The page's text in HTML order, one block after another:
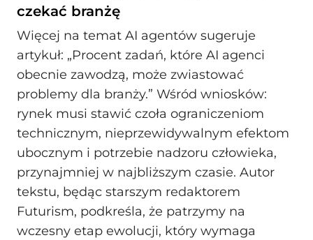
czekać branżę
Więcej na temat AI agentów sugeruje
artykuł: „Procent zadań, które AI agenci
obecnie zawodzą, może zwiastować
problemy dla branży.” Wśród wniosków:
rynek musi stawić czoła ograniczeniom
technicznym, nieprzewidywalnym efektom
ubocznym i potrzebie nadzoru człowieka,
przynajmniej w najbliższym czasie. Autor
tekstu, będąc starszym redaktorem
Futurism, podkreśla, że patrzymy na
wczesny etap ewolucji, który wymaga